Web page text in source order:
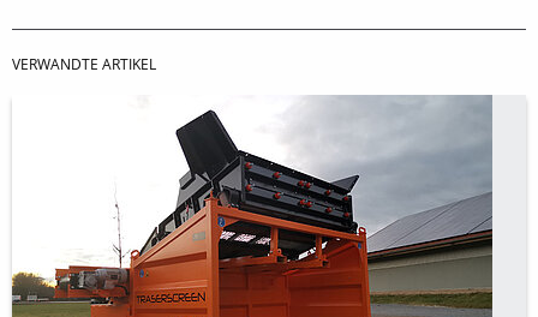
VERWANDTE ARTIKEL